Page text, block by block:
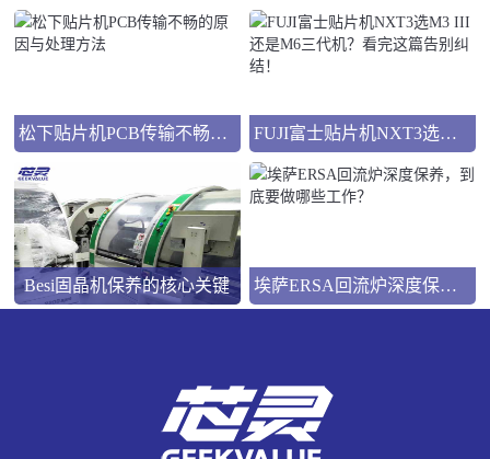
松下贴片机PCB传输不畅的原因与处理方法 FUJI富士贴片机NXT3选M3 III还是M6三代机？看完这篇告别纠结！
Besi固晶机保养的核心关键 埃萨ERSA回流炉深度保养，到底要做哪些工作？